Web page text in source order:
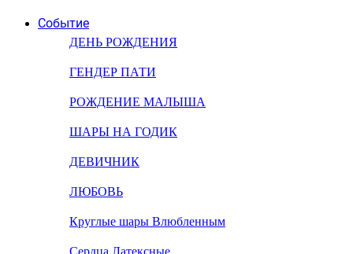
Событие
ДЕНЬ РОЖДЕНИЯ
ГЕНДЕР ПАТИ
РОЖДЕНИЕ МАЛЫША
ШАРЫ НА ГОДИК
ДЕВИЧНИК
ЛЮБОВЬ
Круглые шары Влюбленным
Сердца Латексные